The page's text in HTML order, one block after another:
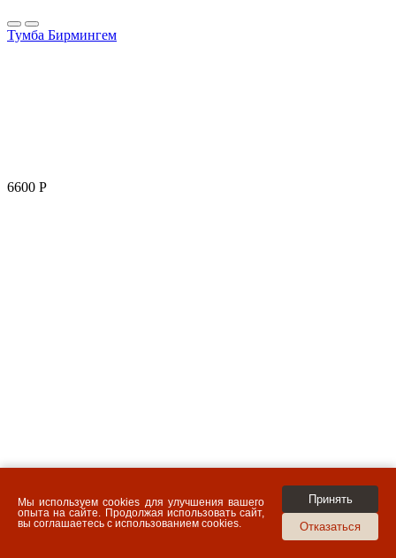
Тумба Бирмингем
6600 Р
Мы используем cookies для улучшения вашего
опыта на сайте. Продолжая использовать сайт,
вы соглашаетесь с использованием cookies.
Принять
Отказаться